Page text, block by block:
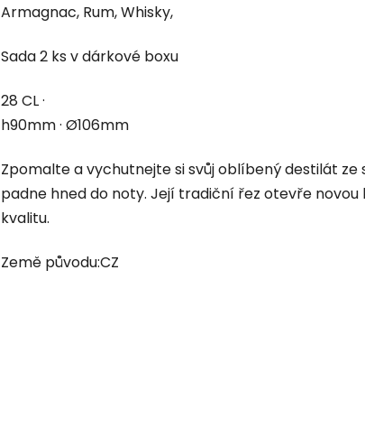
Armagnac, Rum, Whisky,
Sada 2 ks v dárkové boxu
28 CL ·
h90mm · Ø106mm
Zpomalte a vychutnejte si svůj oblíbený destilát
padne hned do noty. Její tradiční řez otevře
kvalitu.
Země původu:CZ